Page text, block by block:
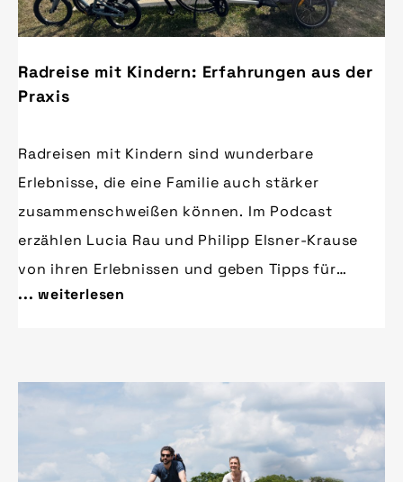
Radreise mit Kindern: Erfahrungen aus der
Praxis
Radreisen mit Kindern sind wunderbare
Erlebnisse, die eine Familie auch stärker
zusammenschweißen können. Im Podcast
erzählen Lucia Rau und Philipp Elsner-Krause
von ihren Erlebnissen und geben Tipps für
Eltern, die eine gemeinsame Radreise planen.
... weiterlesen